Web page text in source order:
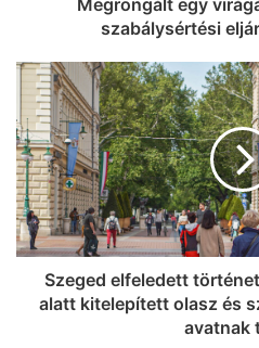
Megrongált egy
szabálysértési
Szeged elfeledett
alatt kitelepített olasz és
avatnak